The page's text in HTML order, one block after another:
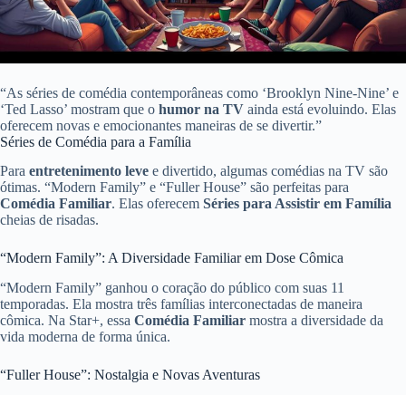
“As séries de comédia contemporâneas como ‘Brooklyn Nine-Nine’ e
‘Ted Lasso’ mostram que o humor na TV ainda está evoluindo. Elas
oferecem novas e emocionantes maneiras de se divertir.”
Séries de Comédia para a Família
Para entretenimento leve e divertido, algumas comédias na TV são
ótimas. “Modern Family” e “Fuller House” são perfeitas para
Comédia Familiar. Elas oferecem Séries para Assistir em Família
cheias de risadas.
“Modern Family”: A Diversidade Familiar em Dose Cômica
“Modern Family” ganhou o coração do público com suas 11
temporadas. Ela mostra três famílias interconectadas de maneira
cômica. Na Star+, essa Comédia Familiar mostra a diversidade da
vida moderna de forma única.
“Fuller House”: Nostalgia e Novas Aventuras